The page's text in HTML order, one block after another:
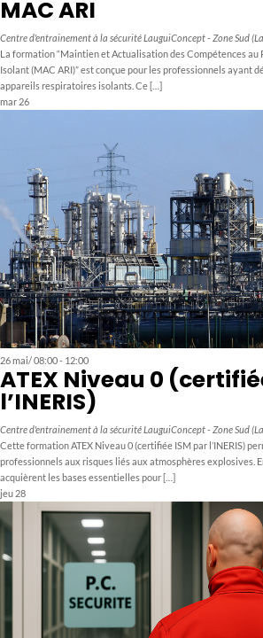
MAC ARI
Centre d'entrainement à la sécurité LauguiConcept - Zone Sud
La formation “Maintien et Actualisation des Compétences au
Isolant (MAC ARI)” est conçue pour les professionnels ayant
appareils respiratoires isolants. Ce […]
mar 26
26 mai/ 08:00- 12:00
ATEX Niveau 0
l’INERIS)
Centre d'entrainement à la sécurité LauguiConcept - Zone Sud
Cette formation ATEX Niveau 0 (certifiée ISM par l’INERIS)
professionnels aux risques liés aux atmosphères explosives.
acquièrent les bases essentielles pour […]
jeu 28